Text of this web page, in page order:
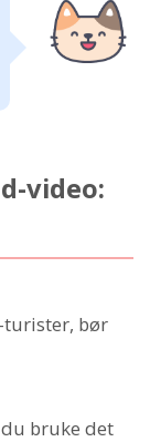
video:
turister, bør
bruke det